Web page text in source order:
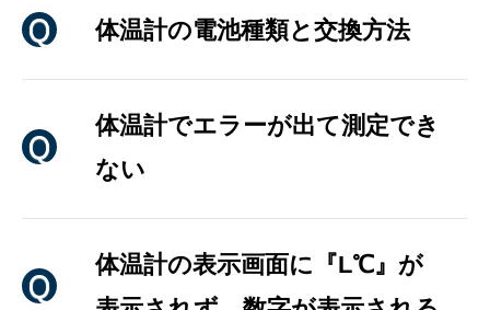
体温計の電池種類と交換方法
体温計でエラーが出て測定でき
ない
体温計の表示画面に『L℃』が